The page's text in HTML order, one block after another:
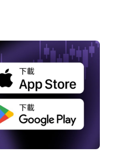
易關稅影響
勢，投資人審慎觀